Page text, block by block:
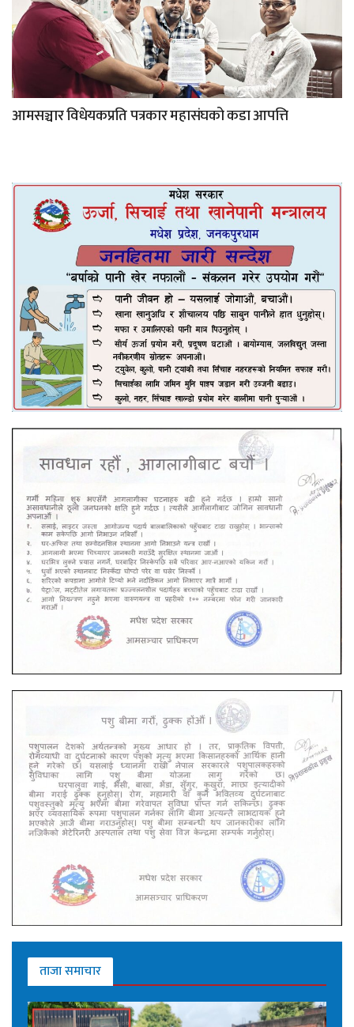
आमसञ्चार विधेयकप्रति पत्रकार महासंघको कडा आपत्ति
ताजा समाचार